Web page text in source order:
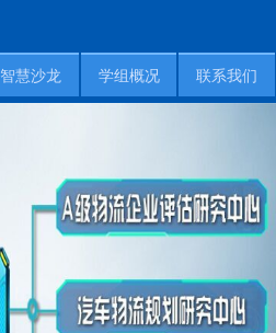
智慧沙龙 学组概况 联系我们